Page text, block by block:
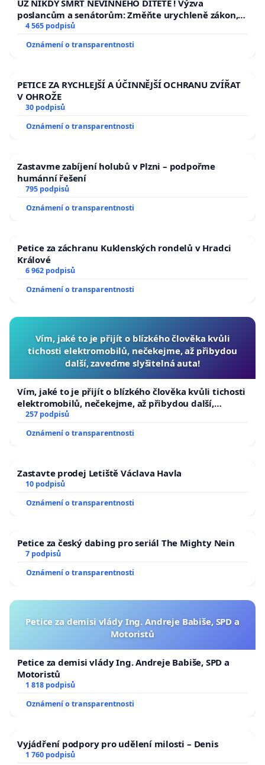
UŽ NIKDY SMRT NEVINNÉHO DÍTĚTE ! Výzva
poslancům a senátorům: Změňte urychleně zákon,
aby se tragédie malé Viktorky už nemohla opakovat!
4 565 podpisů
Oznámení o transparentnosti
PETICE ZA RYCHLEJŠÍ A ÚČINNĚJŠÍ OCHRANU ZVÍŘAT
V OHROŽE
30 podpisů
Oznámení o transparentnosti
Zastavme zabíjení holubů v Plzni – podpořme
humánní řešení
795 podpisů
Oznámení o transparentnosti
Petice za záchranu Kuklenských rondelů v Hradci
Králové
6 962 podpisů
Oznámení o transparentnosti
Vím, jaké to je přijít o blízkého člověka kvůli
tichosti elektromobilů, nečekejme, až přibydou
další, zaveďme slyšitelná auta!
Vím, jaké to je přijít o blízkého člověka kvůli tichosti
elektromobilů, nečekejme, až přibydou další,
zaveďme slyšitelná auta!
257 podpisů
Oznámení o transparentnosti
Zastavte prodej Letiště Václava Havla
10 podpisů
Oznámení o transparentnosti
Petice za český dabing pro seriál The Mighty Nein
7 podpisů
Oznámení o transparentnosti
Petice za demisi vlády Ing. Andreje Babiše, SPD a
Motoristů
Petice za demisi vlády Ing. Andreje Babiše, SPD a
Motoristů
1 818 podpisů
Oznámení o transparentnosti
Vyjádření podpory pro udělení milosti – Denis
1 760 podpisů